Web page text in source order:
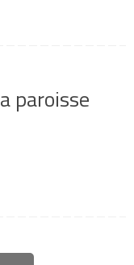
paroisse